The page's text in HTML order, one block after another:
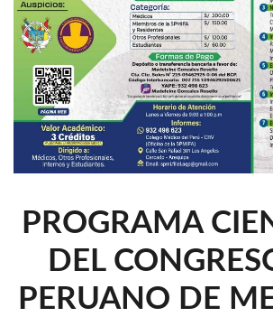
PROGRAMA
DEL
PERUANO DE